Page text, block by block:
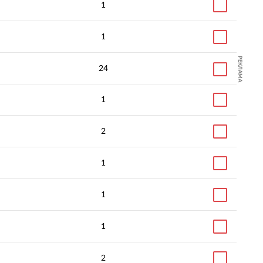
1
1
24 РЕКЛАМА
1
2
1
1
1
2